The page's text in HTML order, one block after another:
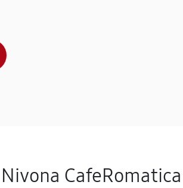
CafeRomatica